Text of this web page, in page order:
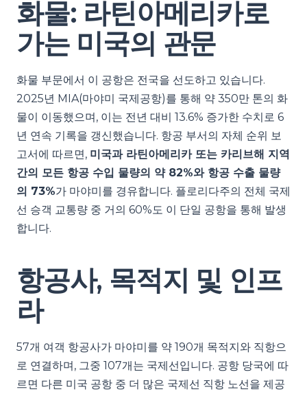
화물: 라틴아메리카로
가는 미국의 관문
화물 부문에서 이 공항은 전국을 선도하고 있습니다.
2025년 MIA(마야미 국제공항)를 통해 약 350만 톤의 화
물이 이동했으며, 이는 전년 대비 13.6% 증가한 수치로 6
년 연속 기록을 갱신했습니다. 항공 부서의 자체 순위 보
고서에 따르면, 미국과 라틴아메리카 또는 카리브해 지역
간의 모든 항공 수입 물량의 약 82%와 항공 수출 물량
의 73%가 마야미를 경유합니다. 플로리다주의 전체 국제
선 승객 교통량 중 거의 60%도 이 단일 공항을 통해 발생
합니다.
항공사, 목적지 및 인프
라
57개 여객 항공사가 마야미를 약 190개 목적지와 직항으
로 연결하며, 그중 107개는 국제선입니다. 공항 당국에 따
르면 다른 미국 공항 중 더 많은 국제선 직항 노선을 제공